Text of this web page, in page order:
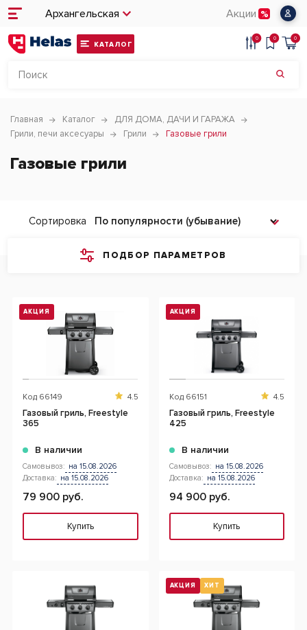
Архангельская Акции
КАТАЛОГ
0 0 0
Главная Каталог
ДЛЯ ДОМА, ДАЧИ И ГАРАЖА
Грили, печи аксесуары
Грили Газовые грили
Газовые грили
ПОДБОР ПАРАМЕТРОВ
Сортировка
АКЦИЯ
Код 66149 4.5
Газовый гриль, Freestyle
365
В наличии
Самовывоз: на 15.08.2026
Доставка: на 15.08.2026
79 900 руб.
Купить
АКЦИЯ
Код 66151 4.5
Газовый гриль, Freestyle
425
В наличии
Самовывоз: на 15.08.2026
Доставка: на 15.08.2026
94 900 руб.
Купить
АКЦИЯ ХИТ